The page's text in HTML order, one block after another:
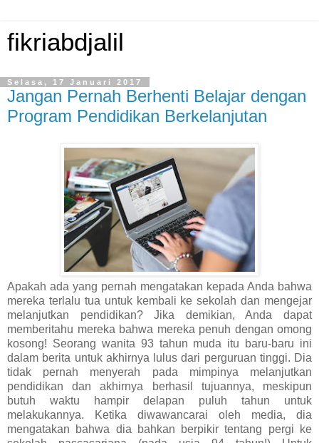
fikriabdjalil
Selasa, 17 Januari 2017
Jangan Pernah Berhenti Belajar dengan
Program Pendidikan Berkelanjutan
Apakah ada yang pernah mengatakan kepada Anda bahwa
mereka terlalu tua untuk kembali ke sekolah dan mengejar
melanjutkan pendidikan? Jika demikian, Anda dapat
memberitahu mereka bahwa mereka penuh dengan omong
kosong! Seorang wanita 93 tahun muda itu baru-baru ini
dalam berita untuk akhirnya lulus dari perguruan tinggi. Dia
tidak pernah menyerah pada mimpinya melanjutkan
pendidikan dan akhirnya berhasil tujuannya, meskipun
butuh waktu hampir delapan puluh tahun untuk
melakukannya. Ketika diwawancarai oleh media, dia
mengatakan bahwa dia bahkan berpikir tentang pergi ke